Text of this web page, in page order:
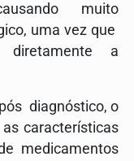
muito
uma vez que
a
diagnóstico, o
características
medicamentos